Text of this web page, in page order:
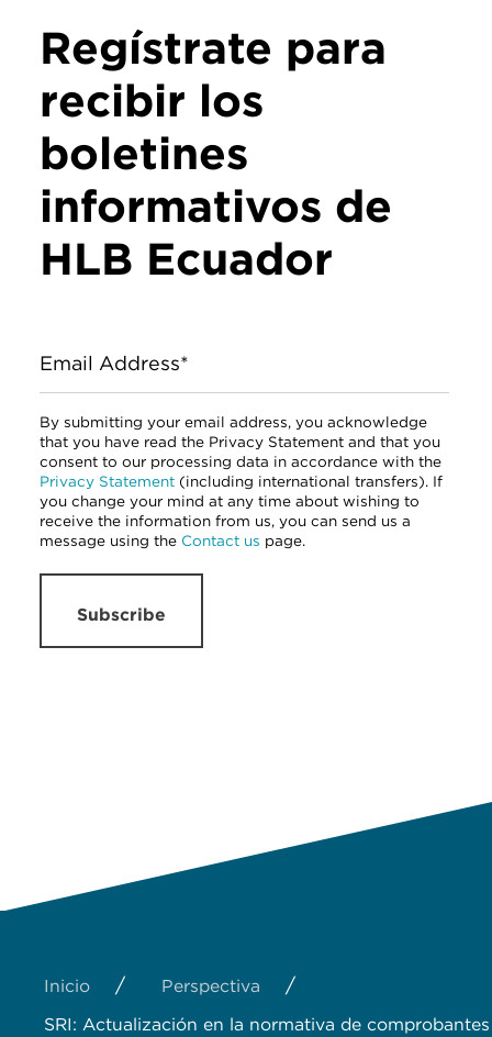
Regístrate para
recibir los
boletines
informativos de
HLB Ecuador
Email Address*
By submitting your email address, you acknowledge
that you have read the Privacy Statement and that you
consent to our processing data in accordance with the
Privacy Statement (including international transfers). If
you change your mind at any time about wishing to
receive the information from us, you can send us a
message using the Contact us page.
Subscribe
Inicio / Perspectiva /
SRI: Actualización en la normativa de